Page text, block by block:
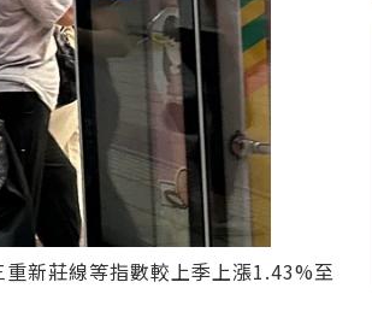
新莊線等指數較上季上漲1.43%至